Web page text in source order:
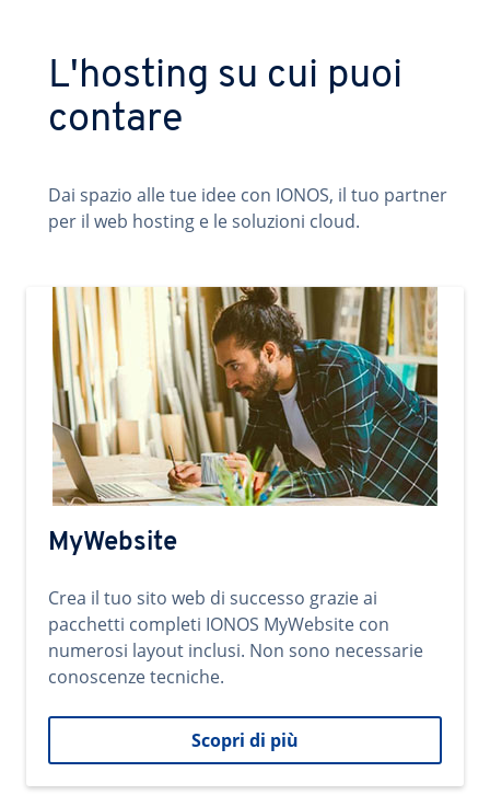
L'hosting su cui puoi
contare
Dai spazio alle tue idee con IONOS, il tuo partner
per il web hosting e le soluzioni cloud.
MyWebsite
Crea il tuo sito web di successo grazie ai
pacchetti completi IONOS MyWebsite con
numerosi layout inclusi. Non sono necessarie
conoscenze tecniche.
Scopri di più